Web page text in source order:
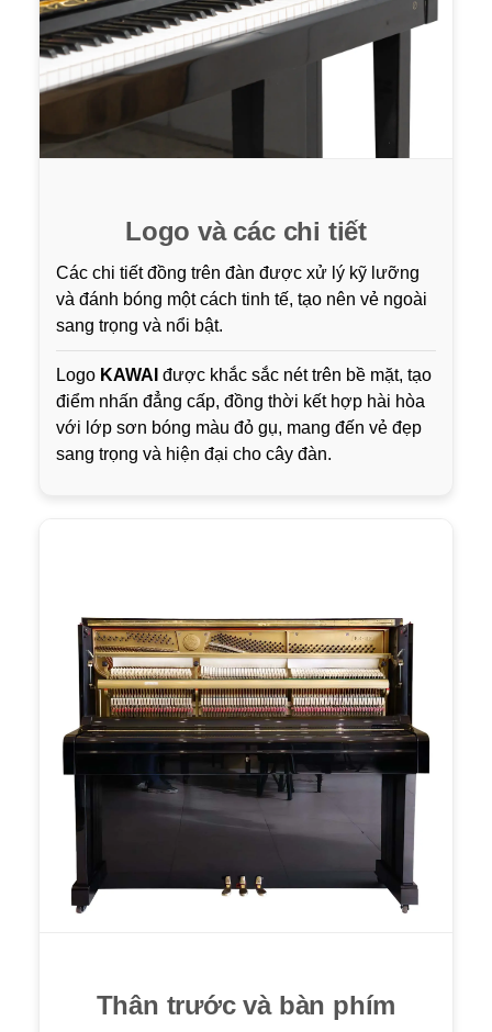
Logo và các chi tiết
Các chi tiết đồng trên đàn được xử lý kỹ lưỡng
và đánh bóng một cách tinh tế, tạo nên vẻ ngoài
sang trọng và nổi bật.
Logo KAWAI được khắc sắc nét trên bề mặt, tạo
điểm nhấn đẳng cấp, đồng thời kết hợp hài hòa
với lớp sơn bóng màu đỏ gụ, mang đến vẻ đẹp
sang trọng và hiện đại cho cây đàn.
Thân trước và bàn phím